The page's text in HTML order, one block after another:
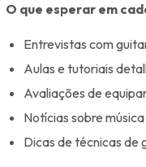
O que esperar em
Entrevistas com
Aulas e tutoriais
Avaliações de
Notícias sobre
Dicas de técnicas de